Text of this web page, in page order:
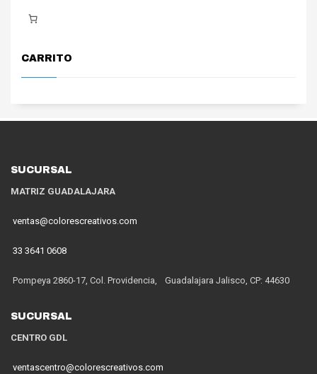
CARRITO
SUCURSAL
MATRIZ GUADALAJARA
ventas@colorescreativos.com
33 3641 0608
Pompeya 2860-17, Col. Providencia, Guadalajara Jalisco, CP: 44630
SUCURSAL
CENTRO GDL
ventascentro@colorescreativos.com